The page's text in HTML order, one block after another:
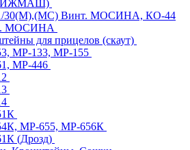
30(М),(МС) Винт. МОСИНА, КО-44
МОСИНА
для прицелов (скаут)
МР-133, МР-155
МР-446
МР-655, МР-656К
(Дрозд)